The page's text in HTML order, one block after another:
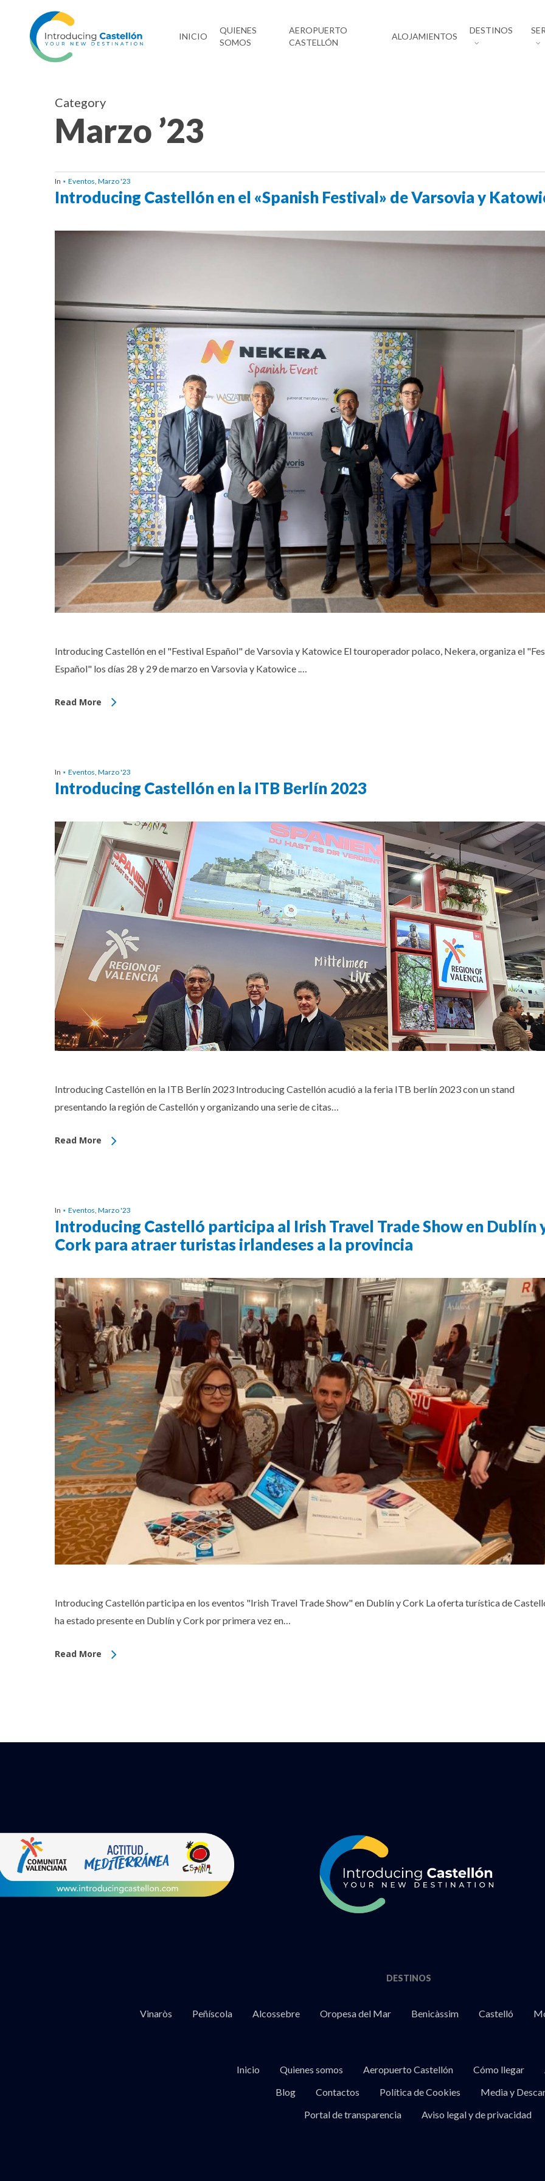
INICIO
QUIENES
SOMOS
AEROPUERTO
CASTELLÓN
ALOJAMIENTOS
DESTINOS
Category
Marzo ’23
In ⋆ Eventos, Marzo '23
Introducing Castellón en el «Spanish Festival» de Varsovia y
Introducing Castellón en el "Festival Español" de Varsovia y Katowice El touroperador polaco, Nekera, organiza el
Español" los días 28 y 29 de marzo en Varsovia y Katowice .…
Read More
In ⋆ Eventos Marzo '23
Introducing Castellón en la ITB Berlín 2023
Introducing Castellón en la ITB Berlín 2023 Introducing Castellón acudió a la feria ITB berlín 2023 con un stand
presentando la región de Castellón y organizando una serie de citas…
Read More
In ⋆ Eventos, Marzo '23
Introducing Castelló participa al Irish Travel Trade Show en Dublín
Cork para atraer turistas irlandeses a la provincia
Introducing Castellón participa en los eventos "Irish Travel Trade Show" en Dublín y Cork La oferta turística de
ha estado presente en Dublín y Cork por primera vez en…
Read More
DESTINOS
Vinaròs Peñíscola Alcossebre Oropesa del Mar Benicàssim Castelló
Inicio Quienes somos Aeropuerto Castellón Cómo llegar
Blog
Contactos Política de Cookies
Media y
Portal de transparencia
Aviso legal y de privacidad